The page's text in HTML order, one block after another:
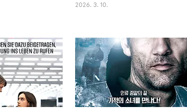
인을 위해 지옥 속으
엄성'에 대한 숭고한
에서 발생한 역사상 최
고를 바탕으로 한 영
단순한 재난 블록버
대 자본주의 사회가
경으로 하지만, 그 어떤 영화보다도 가장 현
실적이고 뼈아픈 현대 사회의 자화상을 그려
냅니다. 얼음 행성 니플헤임을 식민지화하기
위해 파견된 복제인간 '익스펜더블(소모품)'
미키의 이야기를 통해, 영화는 거대한 시스템
속에서 하나의 부품으로 전락해 버린 인간 존
2026. 3. 10.